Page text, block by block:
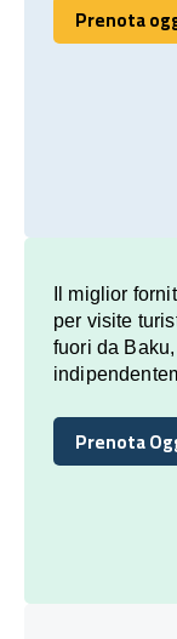
Prenota
Prenota
Il miglior
per visite
fuori da
Prenota
Prenota